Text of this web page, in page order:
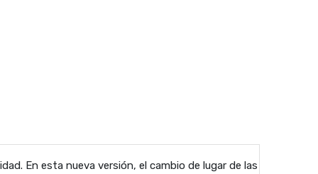
En esta nueva versión, el cambio de lugar de las